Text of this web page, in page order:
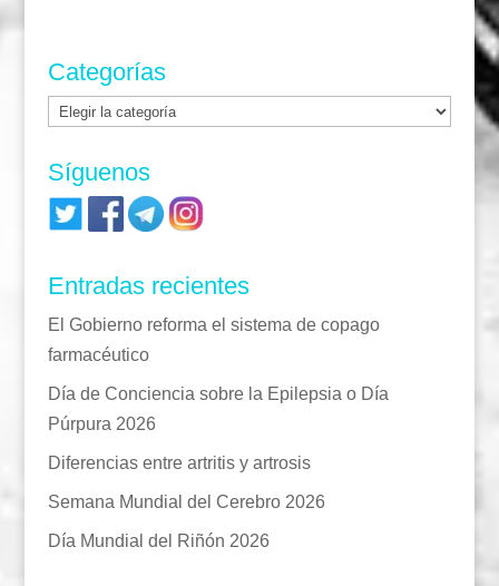
Categorías
Categorías
Síguenos
Entradas recientes
El Gobierno reforma el sistema de copago
farmacéutico
Día de Conciencia sobre la Epilepsia o Día
Púrpura 2026
Diferencias entre artritis y artrosis
Semana Mundial del Cerebro 2026
Día Mundial del Riñón 2026